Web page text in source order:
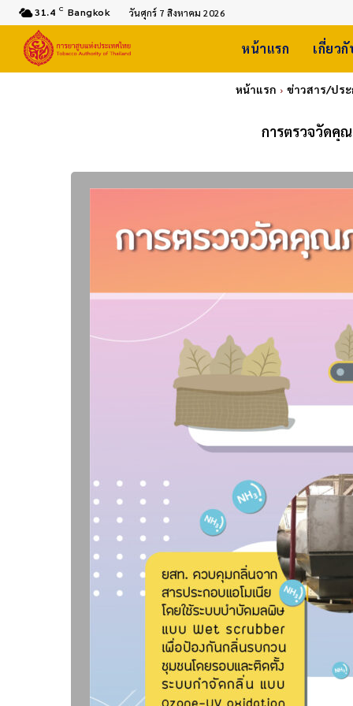
31.4 C Bangkok วันศุกร์ 7 สิงหาคม 2026
หน้าแรก เกี่ยว
หน้าแรก ข่าวสาร/ปร
การตรวจวัดคุ